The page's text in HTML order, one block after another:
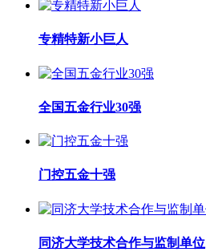
专精特新小巨人
全国五金行业30强
门控五金十强
同济大学技术合作与监制单位